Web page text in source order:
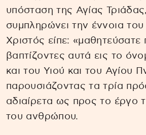
υπόσταση της Αγίας
συμπληρώνει την έννοια
Χριστός είπε: «μαθητεύσατε
βαπτίζοντες αυτά εις το
και του Υιού και του Αγίου
παρουσιάζοντας τα τρία
αδιαίρετα ως προς το έργο
του ανθρώπου.